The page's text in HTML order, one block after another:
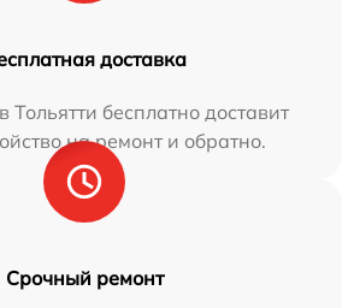
доставка
бесплатно доставит
на ремонт и обратно.
Срочный ремонт